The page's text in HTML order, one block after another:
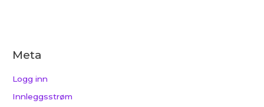
Meta
Logg inn
Innleggsstrøm